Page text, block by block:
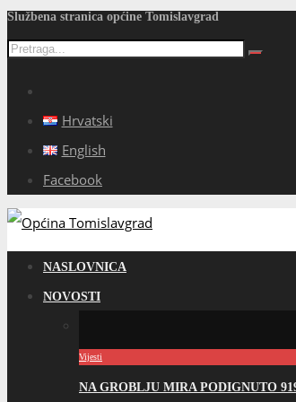
Službena stranica općine Tomislavgrad
Hrvatski
English
Facebook
NASLOVNICA
NOVOSTI
Vijesti
NA GROBLJU MIRA PODIGNUTO